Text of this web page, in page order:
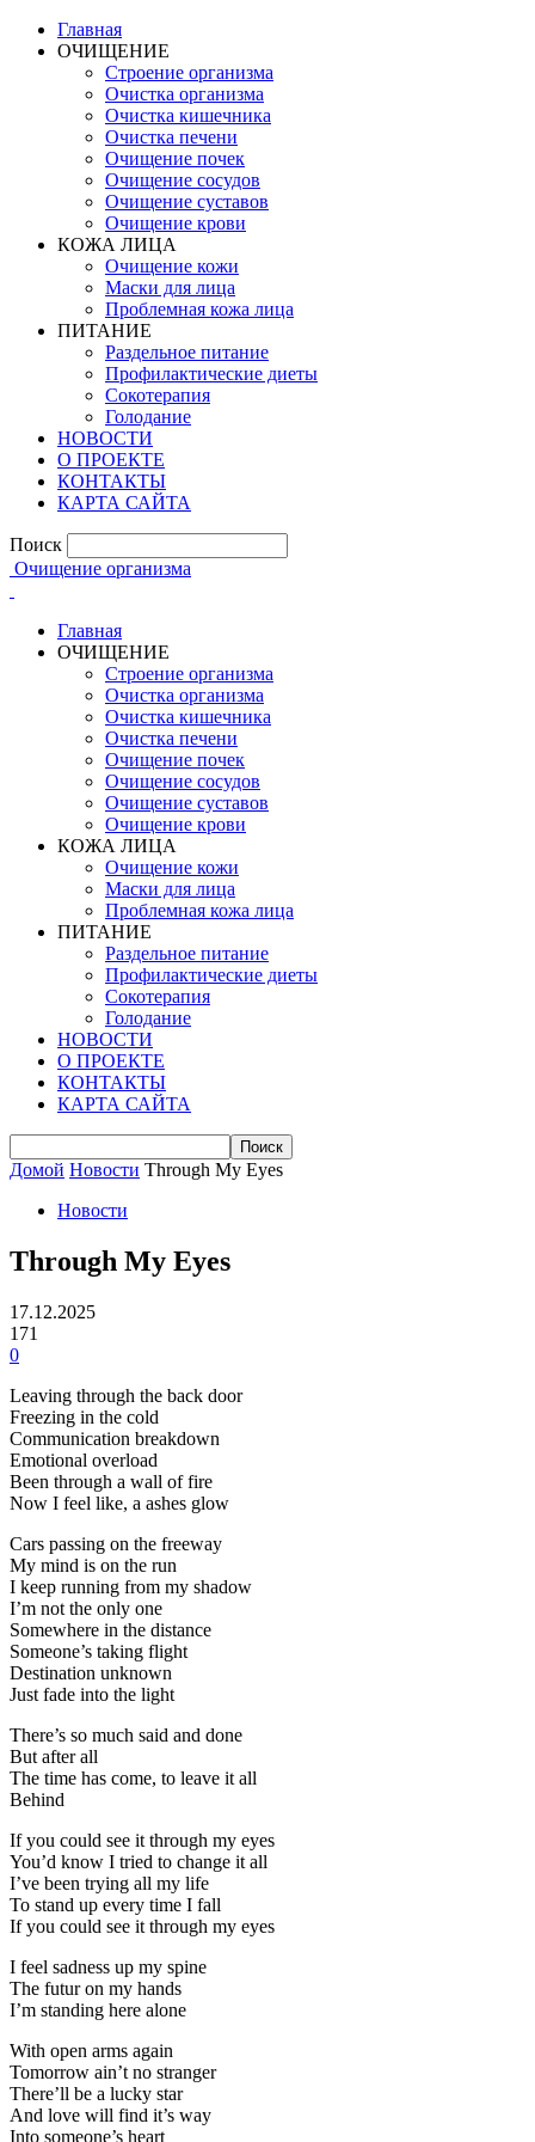
Главная
ОЧИЩЕНИЕ
Строение организма
Очистка организма
Очистка кишечника
Очистка печени
Очищение почек
Очищение сосудов
Очищение суставов
Очищение крови
КОЖА ЛИЦА
Очищение кожи
Маски для лица
Проблемная кожа лица
ПИТАНИЕ
Раздельное питание
Профилактические диеты
Сокотерапия
Голодание
НОВОСТИ
О ПРОЕКТЕ
КОНТАКТЫ
КАРТА САЙТА
Поиск
Очищение организма
Главная
ОЧИЩЕНИЕ
Строение организма
Очистка организма
Очистка кишечника
Очистка печени
Очищение почек
Очищение сосудов
Очищение суставов
Очищение крови
КОЖА ЛИЦА
Очищение кожи
Маски для лица
Проблемная кожа лица
ПИТАНИЕ
Раздельное питание
Профилактические диеты
Сокотерапия
Голодание
НОВОСТИ
О ПРОЕКТЕ
КОНТАКТЫ
КАРТА САЙТА
Домой Новости Through My Eyes
Новости
Through My Eyes
17.12.2025
171
0
Leaving through the back door
Freezing in the cold
Communication breakdown
Emotional overload
Been through a wall of fire
Now I feel like, a ashes glow
Cars passing on the freeway
My mind is on the run
I keep running from my shadow
I’m not the only one
Somewhere in the distance
Someone’s taking flight
Destination unknown
Just fade into the light
There’s so much said and done
But after all
The time has come, to leave it all
Behind
If you could see it through my eyes
You’d know I tried to change it all
I’ve been trying all my life
To stand up every time I fall
If you could see it through my eyes
I feel sadness up my spine
The futur on my hands
I’m standing here alone
With open arms again
Tomorrow ain’t no stranger
There’ll be a lucky star
And love will find it’s way
Into someone’s heart